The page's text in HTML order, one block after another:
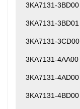
3KA7131-3BD00
3KA7131-3BD01
3KA7131-3CD00
3KA7131-4AA00
3KA7131-4AD00
3KA7131-4BD00